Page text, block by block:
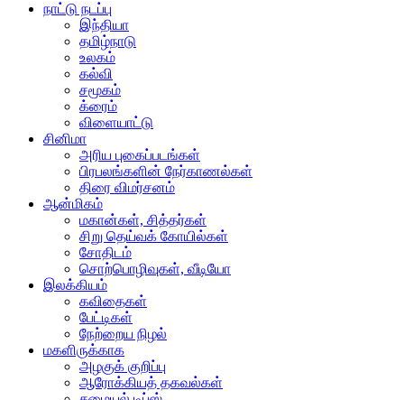
நாட்டு நடப்பு
இந்தியா
தமிழ்நாடு
உலகம்
கல்வி
சமூகம்
க்ரைம்
விளையாட்டு
சினிமா
அரிய புகைப்படங்கள்
பிரபலங்களின் நேர்காணல்கள்
திரை விமர்சனம்
ஆன்மிகம்
மகான்கள், சித்தர்கள்
சிறு தெய்வக் கோயில்கள்
சோதிடம்
சொற்பொழிவுகள், வீடியோ
இலக்கியம்
கவிதைகள்
பேட்டிகள்
நேற்றைய நிழல்
மகளிருக்காக
அழகுக் குறிப்பு
ஆரோக்கியத் தகவல்கள்